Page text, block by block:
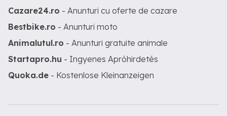
Cazare24.ro - Anunturi cu oferte de cazare
Bestbike.ro - Anunturi moto
Animalutul.ro - Anunturi gratuite animale
Startapro.hu - Ingyenes Apróhirdetés
Quoka.de - Kostenlose Kleinanzeigen